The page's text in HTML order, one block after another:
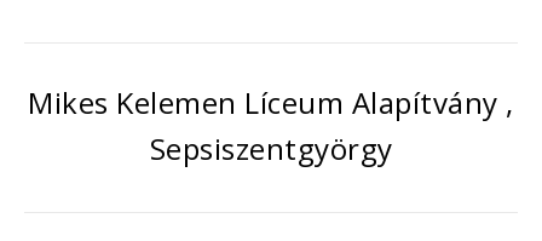
Mikes Kelemen Líceum Alapítvány ,
Sepsiszentgyörgy